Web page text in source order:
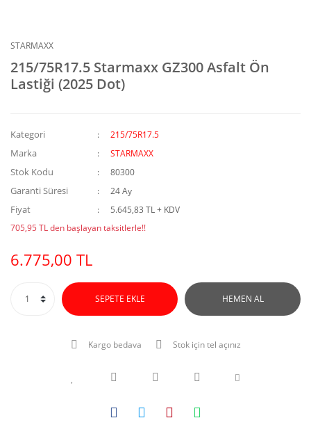
STARMAXX
215/75R17.5 Starmaxx GZ300 Asfalt Ön
Lastiği (2025 Dot)
Kategori 215/75R17.5
Marka STARMAXX
Stok Kodu 80300
Garanti Süresi 24 Ay
Fiyat
5.645,83 TL + KDV
705,95 TL den başlayan taksitlerle!!
6.775,00 TL
SEPETE EKLE HEMEN AL
Kargo bedava Stok için tel açınız